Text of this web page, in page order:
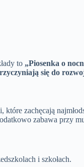
to „Piosenka o
się do
zachęcają
zabawa przy
i szkołach.